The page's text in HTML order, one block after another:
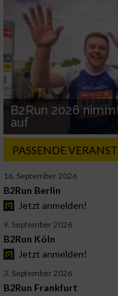
B2Run 2026
auf
PASSENDE
16. September 2026
B2Run Berlin
Jetzt anmelden!
9. September 2026
B2Run Köln
Jetzt anmelden!
3. September 2026
B2Run Frankfurt